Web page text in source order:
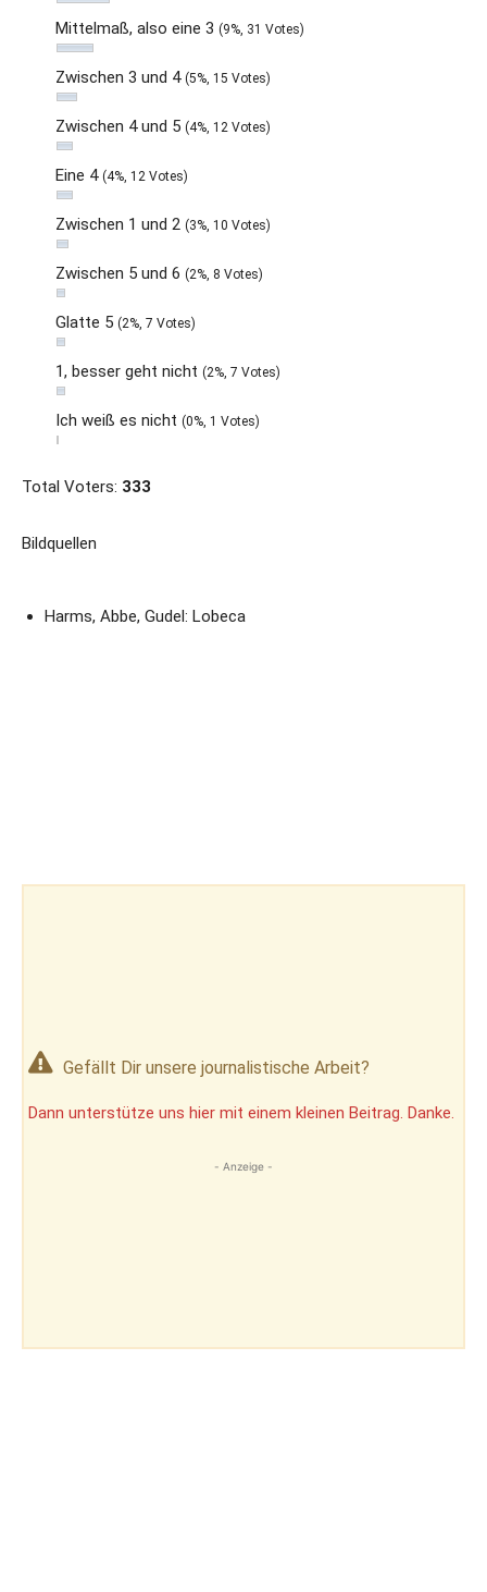
Mittelmaß, also eine 3 (9%, 31 Votes)
Zwischen 3 und 4 (5%, 15 Votes)
Zwischen 4 und 5 (4%, 12 Votes)
Eine 4 (4%, 12 Votes)
Zwischen 1 und 2 (3%, 10 Votes)
Zwischen 5 und 6 (2%, 8 Votes)
Glatte 5 (2%, 7 Votes)
1, besser geht nicht (2%, 7 Votes)
Ich weiß es nicht (0%, 1 Votes)
Total Voters: 333
Bildquellen
Harms, Abbe, Gudel: Lobeca
Gefällt Dir unsere journalistische Arbeit?
Dann unterstütze uns hier mit einem kleinen Beitrag. Danke.
- Anzeige -